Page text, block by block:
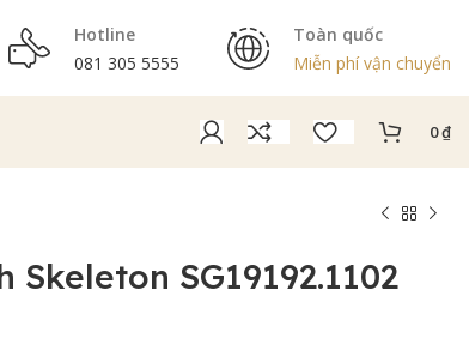
Hotline
081 305 5555
Toàn quốc
Miễn phí vận chuyển
0₫
Skeleton SG19192.1102